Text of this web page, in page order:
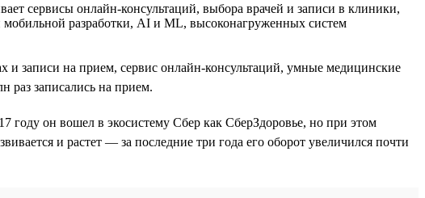
сервисы онлайн-консультаций, выбора врачей и записи в клиники,
разработки, AI и ML, высоконагруженных систем
и записи на прием, сервис онлайн-консультаций, умные медицинские
записались на прием.
году он вошел в экосистему Сбер как СберЗдоровье, но при этом
и растет — за последние три года его оборот увеличился почти